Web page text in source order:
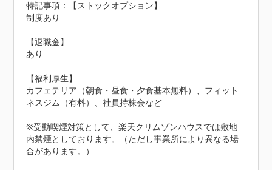
特記事項：【ストックオプション】
制度あり
【退職金】
あり
【福利厚生】
カフェテリア（朝食・昼食・夕食基本無料）、フィット
ネスジム（有料）、社員持株会など
※受動喫煙対策として、楽天クリムゾンハウスでは敷地
内禁煙としております。（ただし事業所により異なる場
合があります。）